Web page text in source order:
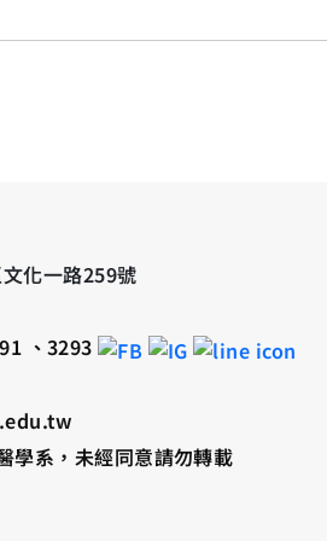
化一路259號
、3293
學系，未經同意請勿轉載